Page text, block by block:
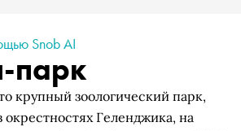
Snob AI
парк
крупный зоологический парк,
Геленджика, на